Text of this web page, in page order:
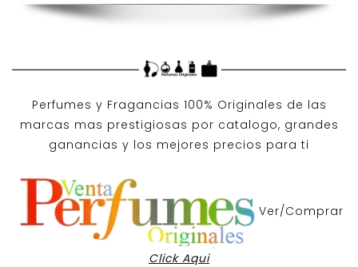
Perfumes y Fragancias 100% Originales de las
marcas mas prestigiosas por catalogo, grandes
ganancias y los mejores precios para ti
Ver/Comprar
Click Aqui